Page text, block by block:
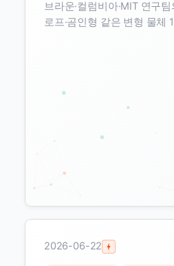
브라운·컬럼비아·MIT 연구
로프·곰인형 같은 변형 물체
2026-06-22